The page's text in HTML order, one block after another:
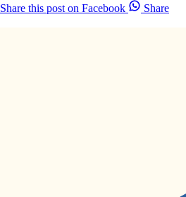
Share this post on Facebook
Share